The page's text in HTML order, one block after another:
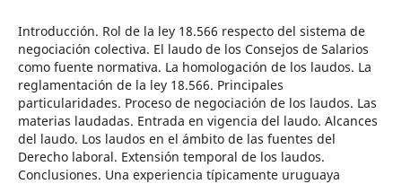
Introducción. Rol de la ley 18.566 respecto del sistema de
negociación colectiva. El laudo de los Consejos de Salarios
como fuente normativa. La homologación de los laudos. La
reglamentación de la ley 18.566. Principales
particularidades. Proceso de negociación de los laudos. Las
materias laudadas. Entrada en vigencia del laudo. Alcances
del laudo. Los laudos en el ámbito de las fuentes del
Derecho laboral. Extensión temporal de los laudos.
Conclusiones. Una experiencia típicamente uruguaya